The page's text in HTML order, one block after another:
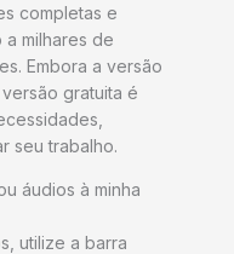
completas e
milhares de
Embora a versão
gratuita é
seu trabalho.
áudios à minha
utilize a barra